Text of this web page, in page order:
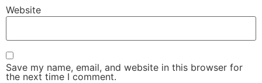
Website
Save my name, email, and website in this browser for
the next time I comment.